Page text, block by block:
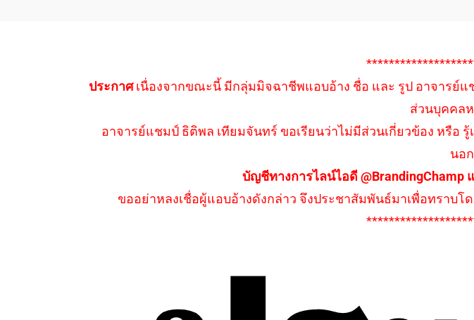
ประกาศเนื่องจากขณะนี้ มีกลุ่มมิจฉาชีพแอบอ้าง ชื่อ และ รูป อาจารย์แ
ส่วนบุคคล
อาจารย์แชมป์ ธิติพล เทียมจันทร์ ขอเรียนว่าไม่มีส่วนเกี่ยวข้อง หรือ
นอ
บัญชีทางการไลน์ไอดี @BrandingChamp
ขออย่าหลงเชื่อผู้แอบอ้างดังกล่าว จึงประชาสัมพันธ์มาเพื่อทราบโ